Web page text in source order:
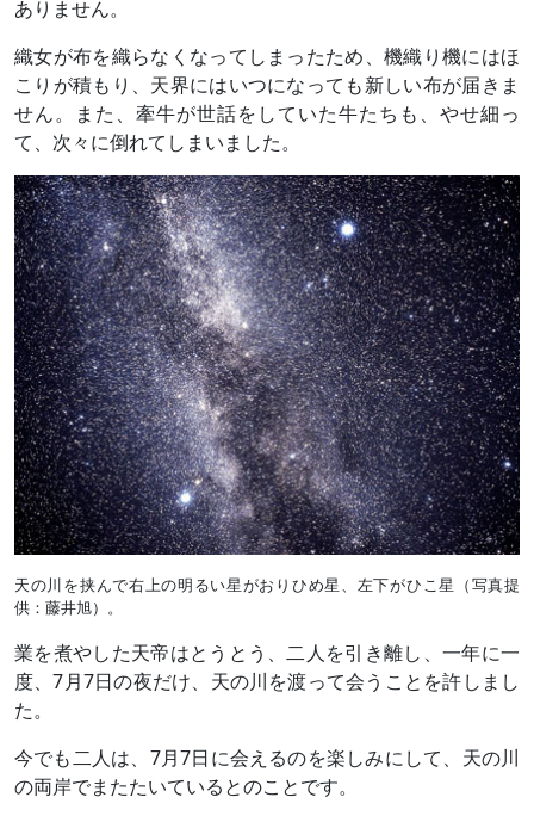
ありません。
織女が布を織らなくなってしまったため、機織り機にはほ
こりが積もり、天界にはいつになっても新しい布が届きま
せん。また、牽牛が世話をしていた牛たちも、やせ細っ
て、次々に倒れてしまいました。
天の川を挟んで右上の明るい星がおりひめ星、左下がひこ星（写真提
供：藤井旭）。
業を煮やした天帝はとうとう、二人を引き離し、一年に一
度、7月7日の夜だけ、天の川を渡って会うことを許しまし
た。
今でも二人は、7月7日に会えるのを楽しみにして、天の川
の両岸でまたたいているとのことです。